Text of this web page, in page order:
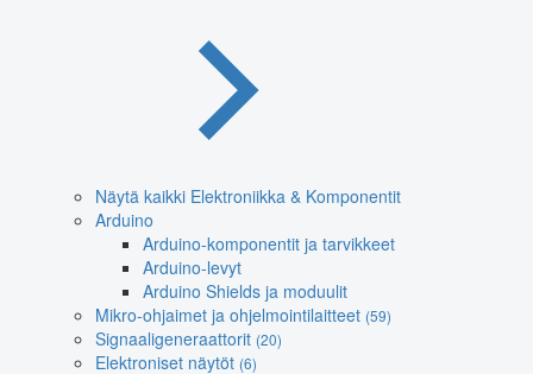
Näytä kaikki Elektroniikka & Komponentit
Arduino
Arduino-komponentit ja tarvikkeet
Arduino-levyt
Arduino Shields ja moduulit
Mikro-ohjaimet ja ohjelmointilaitteet (59)
Signaaligeneraattorit (20)
Elektroniset näytöt (6)